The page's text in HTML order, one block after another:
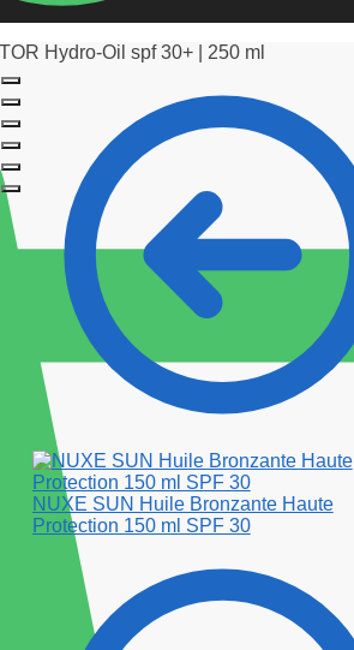
Hydro-Oil spf 30+ | 250 ml
NUXE SUN Huile Bronzante Haute
Protection 150 ml SPF 30